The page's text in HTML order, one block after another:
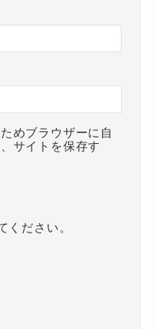
めブラウザーに自
サイトを保存す
ください。